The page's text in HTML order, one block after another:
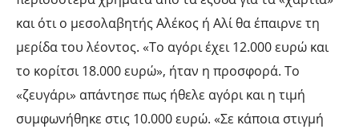
και ότι ο μεσολαβητής Αλέκος ή Αλί θα έπαιρνε τη
μερίδα του λέοντος. «Το αγόρι έχει 12.000 ευρώ και
το κορίτσι 18.000 ευρώ», ήταν η προσφορά. Το
«ζευγάρι» απάντησε πως ήθελε αγόρι και η τιμή
συμφωνήθηκε στις 10.000 ευρώ. «Σε κάποια στιγμή